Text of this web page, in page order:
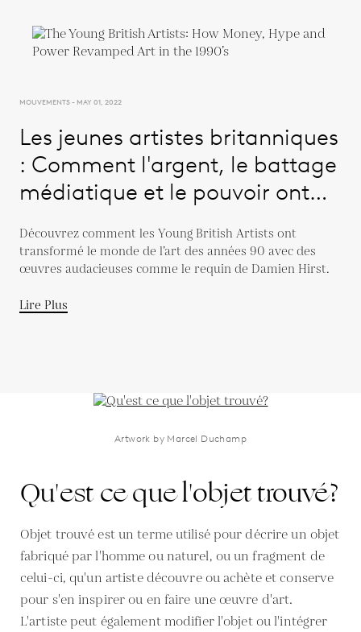
MOUVEMENTS - MAY 01, 2022
Les jeunes artistes britanniques
: Comment l'argent, le battage
médiatique et le pouvoir ont
1990
Découvrez comment les Young British Artists ont
transformé le monde de l’art des années 90 avec des
œuvres audacieuses comme le requin de Damien Hirst.
Lire Plus
Artwork by Marcel Duchamp
Qu'est ce que l'objet trouvé?
Objet trouvé est un terme utilisé pour décrire un objet
fabriqué par l'homme ou naturel, ou un fragment de
celui-ci, qu'un artiste découvre ou achète et conserve
pour s'en inspirer ou en faire une œuvre d'art.
L'artiste peut également modifier l'objet ou l'intégrer